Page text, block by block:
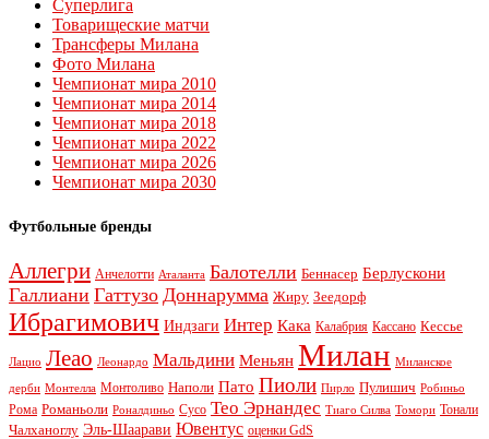
Суперлига
Товарищеские матчи
Трансферы Милана
Фото Милана
Чемпионат мира 2010
Чемпионат мира 2014
Чемпионат мира 2018
Чемпионат мира 2022
Чемпионат мира 2026
Чемпионат мира 2030
Футбольные бренды
Аллегри Анчелотти Аталанта Балотелли Беннасер Берлускони
Галлиани Гаттузо Доннарумма Жиру Зеедорф
Ибрагимович Индзаги Интер Кака Калабрия Кассано Кессье
Лацио Леао Леонардо Мальдини Меньян Милан Миланское
дерби Монтелла Монтоливо Наполи Пато Пиоли Пирло Пулишич Робиньо
Рома Романьоли Роналдиньо Сусо Тео Эрнандес Тиаго Силва Томори Тонали
Чалханоглу Эль-Шаарави Ювентус оценки GdS